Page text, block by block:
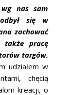
wg nas sam
się w
zachować
także pracę
targów.
udziałem w
chęcią
kreacji, o